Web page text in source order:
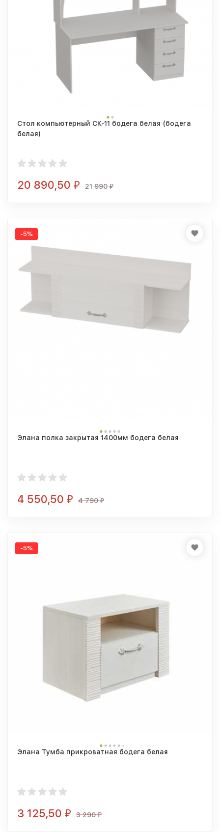
Стол компьютерный СК-11 бодега белая (бодега
белая)
20 890,50 ₽ 21 990₽
-5%
Элана полка закрытая 1400мм бодега белая
4 550,50 ₽ 4 790₽
-5%
Элана Тумба прикроватная бодега белая
3 125,50 ₽ 3 290₽